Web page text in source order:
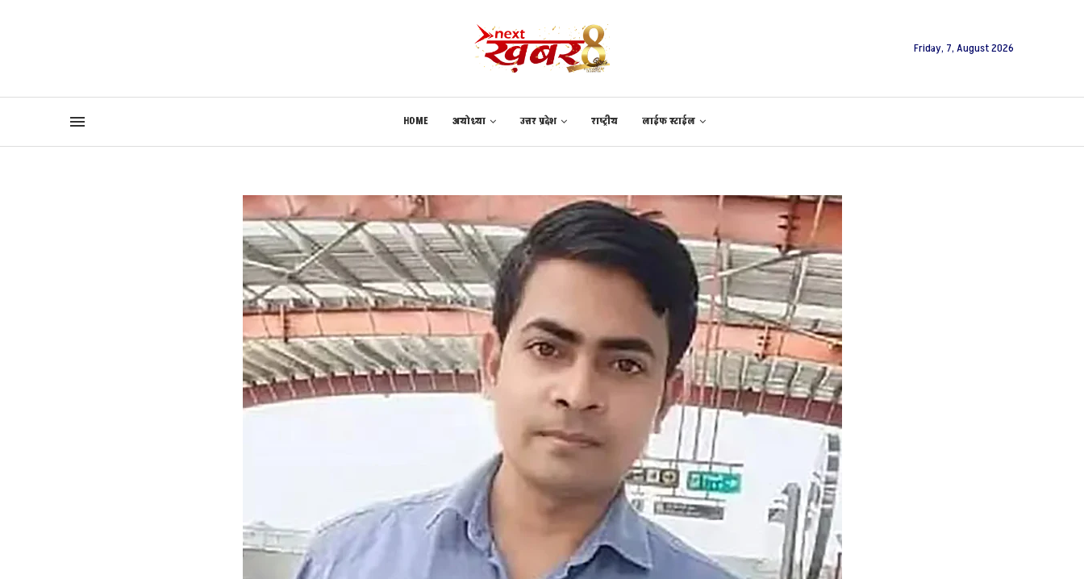
Friday, 7, August 2026
HOME अयोध्या उत्तर प्रदेश राष्ट्रीय लाईफ स्टाईल